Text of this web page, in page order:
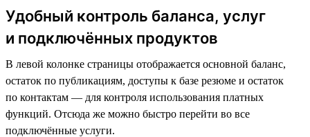
Удобный контроль баланса, услуг
и подключённых продуктов
В левой колонке страницы отображается основной баланс,
остаток по публикациям, доступы к базе резюме и остаток
по контактам — для контроля использования платных
функций. Отсюда же можно быстро перейти во все
подключённые услуги.